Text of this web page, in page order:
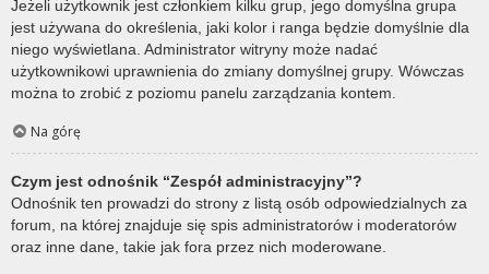
Jeżeli użytkownik jest członkiem kilku grup, jego domyślna grupa
jest używana do określenia, jaki kolor i ranga będzie domyślnie dla
niego wyświetlana. Administrator witryny może nadać
użytkownikowi uprawnienia do zmiany domyślnej grupy. Wówczas
można to zrobić z poziomu panelu zarządzania kontem.
Na górę
Czym jest odnośnik “Zespół administracyjny”?
Odnośnik ten prowadzi do strony z listą osób odpowiedzialnych za
forum, na której znajduje się spis administratorów i moderatorów
oraz inne dane, takie jak fora przez nich moderowane.